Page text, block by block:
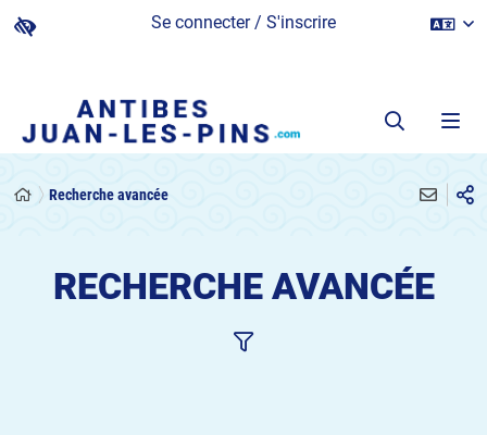
Se connecter / S'inscrire
Recherche avancée
RECHERCHE AVANCÉE